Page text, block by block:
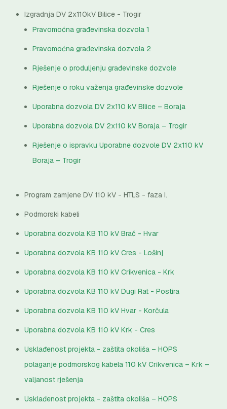
Izgradnja DV 2x110kV Bilice - Trogir
Pravomoćna građevinska dozvola 1
Pravomoćna građevinska dozvola 2
Rješenje o produljenju građevinske dozvole
Rješenje o roku važenja građevinske dozvole
Uporabna dozvola DV 2x110 kV BIlice – Boraja
Uporabna dozvola DV 2x110 kV Boraja – Trogir
Rješenje o ispravku Uporabne dozvole DV 2x110 kV
Boraja – Trogir
Program zamjene DV 110 kV - HTLS - faza I.
Podmorski kabeli
Uporabna dozvola KB 110 kV Brač - Hvar
Uporabna dozvola KB 110 kV Cres - Lošinj
Uporabna dozvola KB 110 kV Crikvenica - Krk
Uporabna dozvola KB 110 kV Dugi Rat - Postira
Uporabna dozvola KB 110 kV Hvar - Korčula
Uporabna dozvola KB 110 kV Krk - Cres
Usklađenost projekta - zaštita okoliša – HOPS
polaganje podmorskog kabela 110 kV Crikvenica – Krk –
valjanost rješenja
Usklađenost projekta - zaštita okoliša – HOPS